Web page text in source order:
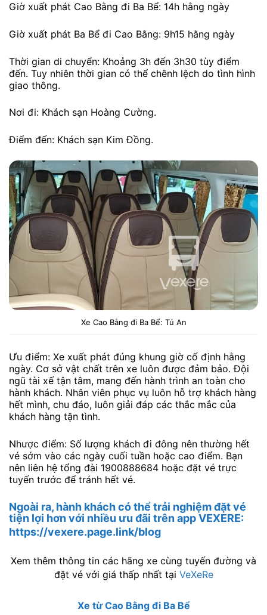
Giờ xuất phát Cao Bằng đi Ba Bể: 14h hằng ngày
Giờ xuất phát Ba Bể đi Cao Bằng: 9h15 hằng ngày
Thời gian di chuyển: Khoảng 3h đến 3h30 tùy điểm
đến. Tuy nhiên thời gian có thể chênh lệch do tình hình
giao thông.
Nơi đi: Khách sạn Hoàng Cường.
Điểm đến: Khách sạn Kim Đồng.
Xe Cao Bằng đi Ba Bể: Tú An
Ưu điểm: Xe xuất phát đúng khung giờ cố định hằng
ngày. Cơ sở vật chất trên xe luôn được đảm bảo. Đội
ngũ tài xế tận tâm, mang đến hành trình an toàn cho
hành khách. Nhân viên phục vụ luôn hỗ trợ khách hàng
hết mình, chu đáo, luôn giải đáp các thắc mắc của
khách hàng tận tình.
Nhược điểm: Số lượng khách đi đông nên thường hết
vé sớm vào các ngày cuối tuần hoặc cao điểm. Bạn
nên liên hệ tổng đài 1900888684 hoặc đặt vé trực
tuyến trước để tránh hết vé.
Ngoài ra, hành khách có thể trải nghiệm đặt vé
tiện lợi hơn với nhiều ưu đãi trên app VEXERE:
https://vexere.page.link/blog
Xem thêm thông tin các hãng xe cùng tuyến đường và
đặt vé với giá thấp nhất tại VeXeRe
Xe từ Cao Bằng đi Ba Bể